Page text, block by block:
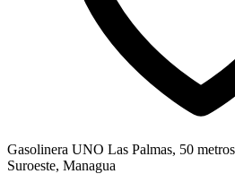
Gasolinera UNO Las Palmas, 50
Suroeste, Managua